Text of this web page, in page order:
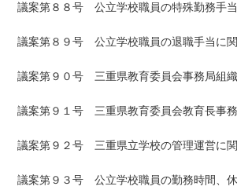
議案第８８号 公立学校職員の特殊勤務手当
議案第８９号 公立学校職員の退職手当に関
議案第９０号 三重県教育委員会事務局組織
議案第９１号 三重県教育委員会教育長事務
議案第９２号 三重県立学校の管理運営に関
議案第９３号 公立学校職員の勤務時間、休